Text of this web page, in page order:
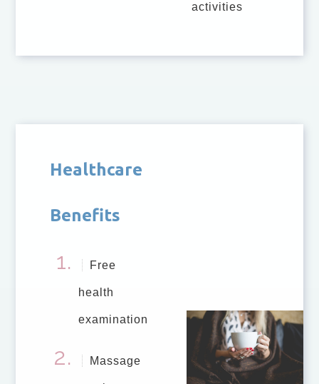
activities
Healthcare
Benefits
Free
health
examination
Massage